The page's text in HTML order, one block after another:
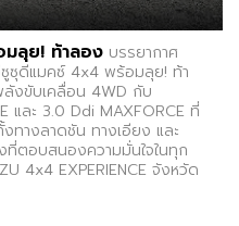
ลุย! ท้าลอง บรรยากาศ
ซุดีแมคซ์ 4x4 พร้อมลุย! ท้า
งขับเคลื่อน 4WD กับ
และ 3.0 Ddi MAXFORCE ที่
างลาดชัน ทางเอียง และ
ตอบสนองความมั่นใจในทุก
4x4 EXPERIENCE จังหวัด